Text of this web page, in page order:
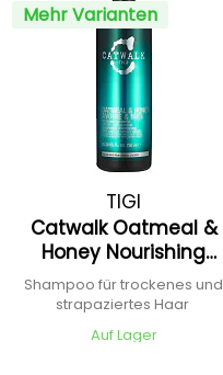
Mehr Varianten
TIGI
Catwalk Oatmeal &
Honey Nourishing
Shampoo
Shampoo für trockenes und
strapaziertes Haar
Auf Lager